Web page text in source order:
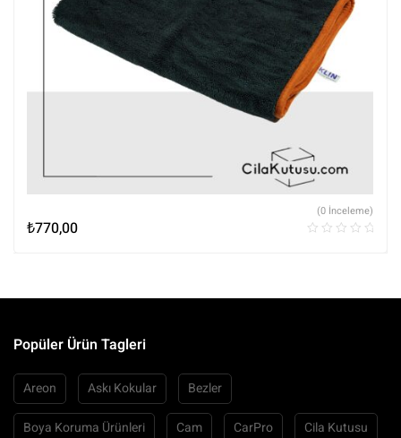
₺770,00
(0 İnceleme)
Popüler Ürün Tagleri
Areon Askı Kokular Bezler
Boya Koruma Ürünleri Cam CarPro Cila Kutusu